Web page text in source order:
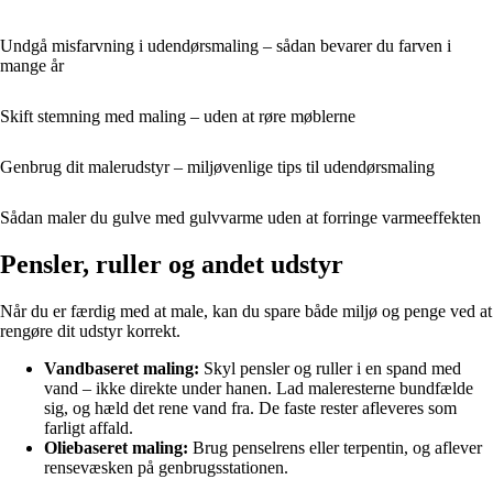
Undgå misfarvning i udendørsmaling – sådan bevarer du farven i
mange år
Skift stemning med maling – uden at røre møblerne
Genbrug dit malerudstyr – miljøvenlige tips til udendørsmaling
Sådan maler du gulve med gulvvarme uden at forringe varmeeffekten
Pensler, ruller og andet udstyr
Når du er færdig med at male, kan du spare både miljø og penge ved at
rengøre dit udstyr korrekt.
Vandbaseret maling: Skyl pensler og ruller i en spand med
vand – ikke direkte under hanen. Lad maleresterne bundfælde
sig, og hæld det rene vand fra. De faste rester afleveres som
farligt affald.
Oliebaseret maling: Brug penselrens eller terpentin, og aflever
rensevæsken på genbrugsstationen.